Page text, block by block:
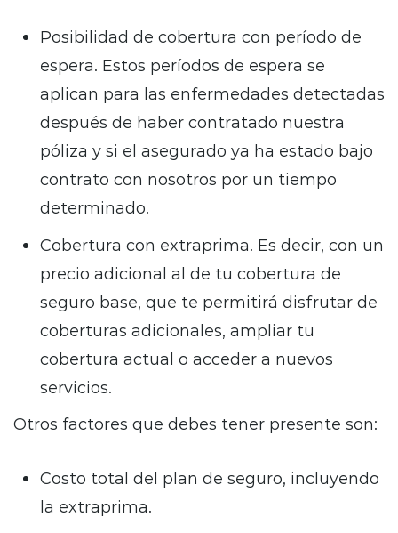
Posibilidad de cobertura con período de
espera. Estos períodos de espera se
aplican para las enfermedades detectadas
después de haber contratado nuestra
póliza y si el asegurado ya ha estado bajo
contrato con nosotros por un tiempo
determinado.
Cobertura con extraprima. Es decir, con un
precio adicional al de tu cobertura de
seguro base, que te permitirá disfrutar de
coberturas adicionales, ampliar tu
cobertura actual o acceder a nuevos
servicios.
Otros factores que debes tener presente son:
Costo total del plan de seguro, incluyendo
la extraprima.